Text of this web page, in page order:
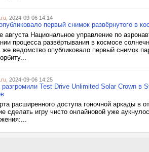
, 2024-09-06 14:14
первый снимок развёрнутого в
августа Национальное управление по
процесса развёртывания в космосе
же ведомство опубликовало первый снимок
, 2024-09-06 14:25
разгромили Test Drive Unlimited Solar Crown
расширенного доступа гоночной аркады в
сделать игру чисто онлайновой уже